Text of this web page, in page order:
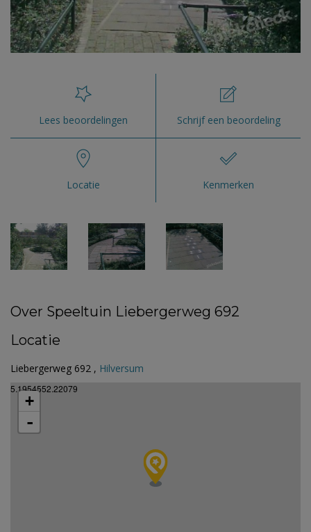
Lees beoordelingen Schrijf een beoordeling
Locatie Kenmerken
Over Speeltuin Liebergerweg 692
Locatie
Liebergerweg 692 , Hilversum
5.1954552.22079
+
-